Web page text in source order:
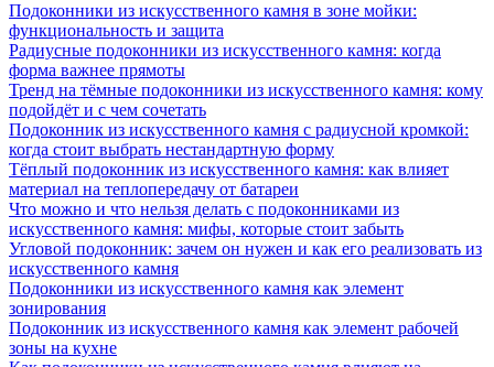
Подоконники из искусственного камня в зоне мойки:
функциональность и защита
Радиусные подоконники из искусственного камня: когда
форма важнее прямоты
Тренд на тёмные подоконники из искусственного камня: кому
подойдёт и с чем сочетать
Подоконник из искусственного камня с радиусной кромкой:
когда стоит выбрать нестандартную форму
Тёплый подоконник из искусственного камня: как влияет
материал на теплопередачу от батареи
Что можно и что нельзя делать с подоконниками из
искусственного камня: мифы, которые стоит забыть
Угловой подоконник: зачем он нужен и как его реализовать из
искусственного камня
Подоконники из искусственного камня как элемент
зонирования
Подоконник из искусственного камня как элемент рабочей
зоны на кухне